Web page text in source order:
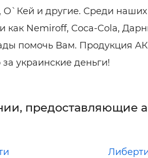
О`Кей и другие. Среди наших
как Nemiroff, Coca-Cola,
помочь Вам. Продукция
за украинские деньги!
предоставляющие